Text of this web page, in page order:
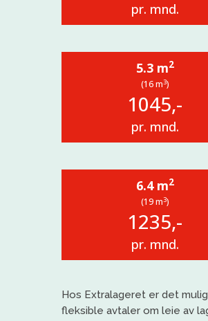
pr. mnd.
5.3 m2
(16 m3)
1045,-
pr. mnd.
6.4 m2
(19 m3)
1235,-
pr. mnd.
Hos Extralageret er det
fleksible avtaler om leie av